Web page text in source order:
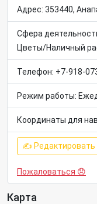
Адрес: 353440,
Сфера
Цветы/Наличный
Телефон: +7-918-
Режим работы:
Координаты для
✍ Редактировать
Пожаловаться 😞
Карта